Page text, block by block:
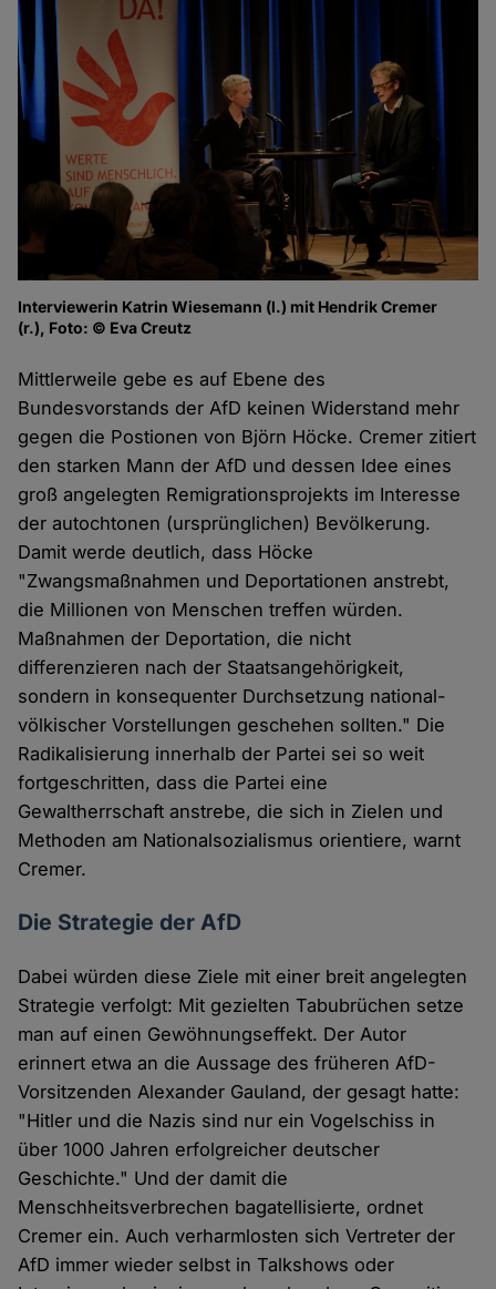
Interviewerin Katrin Wiesemann (l.) mit Hendrik Cremer
(r.), Foto: © Eva Creutz
Mittlerweile gebe es auf Ebene des
Bundesvorstands der AfD keinen Widerstand mehr
gegen die Postionen von Björn Höcke. Cremer zitiert
den starken Mann der AfD und dessen Idee eines
groß angelegten Remigrationsprojekts im Interesse
der autochtonen (ursprünglichen) Bevölkerung.
Damit werde deutlich, dass Höcke
"Zwangsmaßnahmen und Deportationen anstrebt,
die Millionen von Menschen treffen würden.
Maßnahmen der Deportation, die nicht
differenzieren nach der Staatsangehörigkeit,
sondern in konsequenter Durchsetzung national-
völkischer Vorstellungen geschehen sollten." Die
Radikalisierung innerhalb der Partei sei so weit
fortgeschritten, dass die Partei eine
Gewaltherrschaft anstrebe, die sich in Zielen und
Methoden am Nationalsozialismus orientiere, warnt
Cremer.
Die Strategie der AfD
Dabei würden diese Ziele mit einer breit angelegten
Strategie verfolgt: Mit gezielten Tabubrüchen setze
man auf einen Gewöhnungseffekt. Der Autor
erinnert etwa an die Aussage des früheren AfD-
Vorsitzenden Alexander Gauland, der gesagt hatte:
"Hitler und die Nazis sind nur ein Vogelschiss in
über 1000 Jahren erfolgreicher deutscher
Geschichte." Und der damit die
Menschheitsverbrechen bagatellisierte, ordnet
Cremer ein. Auch verharmlosten sich Vertreter der
AfD immer wieder selbst in Talkshows oder